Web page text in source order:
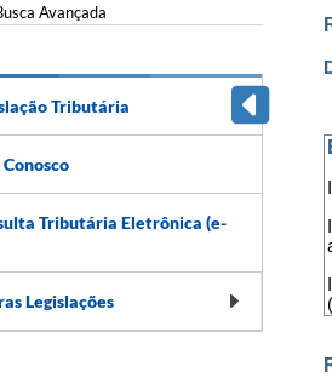
Avançada
Tributária
Tributária Eletrônica (e-
Legislações